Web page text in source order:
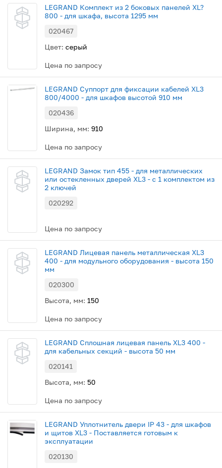
LEGRAND Комплект из 2 боковых панелей XL?
800 - для шкафа, высота 1295 мм
020467
Цвет: серый
Цена по запросу
LEGRAND Суппорт для фиксации кабелей XL3
800/4000 - для шкафов высотой 910 мм
020436
Ширина, мм: 910
Цена по запросу
LEGRAND Замок тип 455 - для металлических
или остекленных дверей XL3 - с 1 комплектом из
2 ключей
020292
Цена по запросу
LEGRAND Лицевая панель металлическая XL3
400 - для модульного оборудования - высота 150
мм
020300
Высота, мм: 150
Цена по запросу
LEGRAND Сплошная лицевая панель XL3 400 -
для кабельных секций - высота 50 мм
020141
Высота, мм: 50
Цена по запросу
LEGRAND Уплотнитель двери IP 43 - для шкафов
и щитов XL3 - Поставляется готовым к
эксплуатации
020130